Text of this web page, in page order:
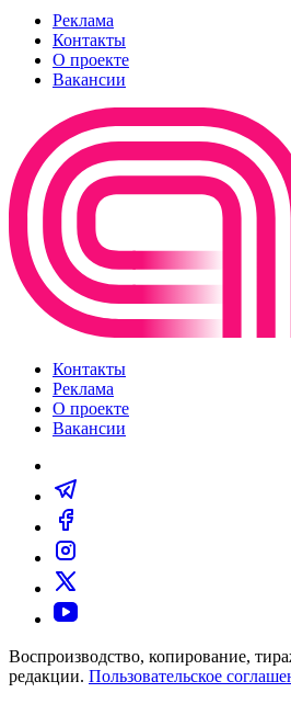
Реклама
Контакты
О проекте
Вакансии
Контакты
Реклама
О проекте
Вакансии
Воспроизводство, копирование,
редакции. Пользовательское